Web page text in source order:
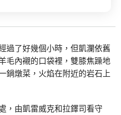
過了好幾個小時，但凱瀾依舊
毛內襯的口袋裡，雙膝焦躁地
鍋燉菜，火焰在附近的岩石上
，由凱雷威克和拉鐸司看守